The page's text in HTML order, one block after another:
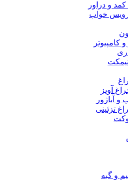
و دراور
خواب
کامپیوتر
آویز
و آباژور
تزئینی
و گبه